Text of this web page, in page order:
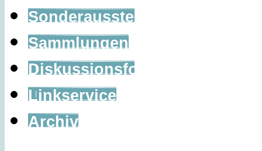
Sonderausstellungen
Sammlungen
Diskussionsforum
Linkservice
Archiv